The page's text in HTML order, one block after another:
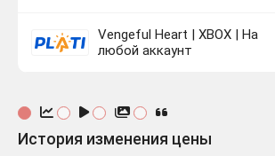
Vengeful Heart | XBOX | На
любой аккаунт
История изменения цены